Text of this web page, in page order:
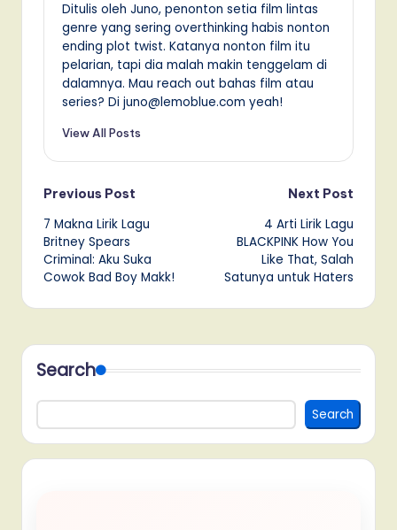
Ditulis oleh Juno, penonton setia film lintas
genre yang sering overthinking habis nonton
ending plot twist. Katanya nonton film itu
pelarian, tapi dia malah makin tenggelam di
dalamnya. Mau reach out bahas film atau
series? Di juno@lemoblue.com yeah!
View All Posts
Post
navigation
Previous Post
7 Makna Lirik Lagu
Britney Spears
Criminal: Aku Suka
Cowok Bad Boy Makk!
Next Post
4 Arti Lirik Lagu
BLACKPINK How You
Like That, Salah
Satunya untuk Haters
Search
Search